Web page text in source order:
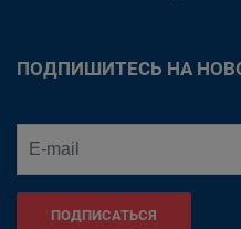
ПОДПИШИТЕСЬ НА
ПОДПИСАТЬСЯ